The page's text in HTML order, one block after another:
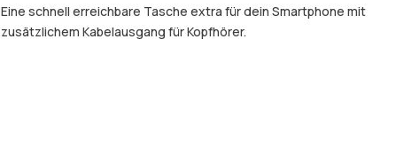
Eine schnell erreichbare Tasche extra für dein Smartphone mit
zusätzlichem Kabelausgang für Kopfhörer.